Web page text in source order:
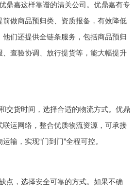
鼎嘉这样靠谱的清关公司。优鼎嘉有专
前做商品预归类、资质报备，有效降低
们还提供全链条服务，包括商品预归
查验协调、放行提货等，能大幅提升
交货时间，选择合适的物流方式。优鼎
运网络，整合优质物流资源，可承接
输，实现“门到门”全程可控。
点，选择安全可靠的方式。如果不确